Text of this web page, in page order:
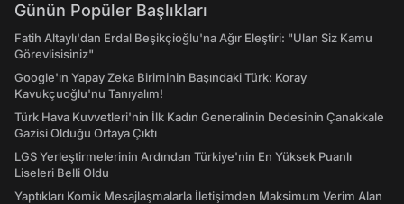
Günün Popüler Başlıkları
Fatih Altaylı'dan Erdal Beşikçioğlu'na Ağır Eleştiri: "Ulan Siz Kamu
Görevlisisiniz"
Google'ın Yapay Zeka Biriminin Başındaki Türk: Koray
Kavukçuoğlu'nu Tanıyalım!
Türk Hava Kuvvetleri'nin İlk Kadın Generalinin Dedesinin Çanakkale
Gazisi Olduğu Ortaya Çıktı
LGS Yerleştirmelerinin Ardından Türkiye'nin En Yüksek Puanlı
Liseleri Belli Oldu
Yaptıkları Komik Mesajlaşmalarla İletişimden Maksimum Verim Alan